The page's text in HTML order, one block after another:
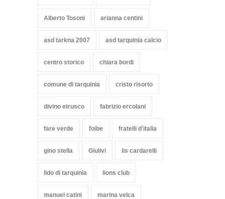
Alberto Tosoni arianna centini
asd tarkna 2007 asd tarquinia calcio
centro storico chiara bordi
comune di tarquinia cristo risorto
divino etrusco fabrizio ercolani
fare verde foibe fratelli d'italia
gino stella Giulivi iis cardarelli
lido di tarquinia lions club
manuel catini marina velca